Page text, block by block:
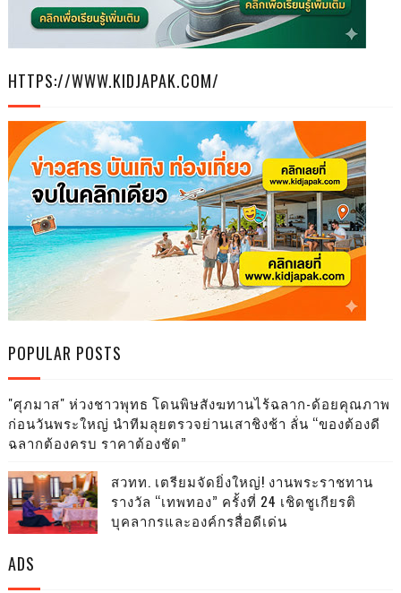
HTTPS://WWW.KIDJAPAK.COM/
POPULAR POSTS
"ศุภมาส" ห่วงชาวพุทธ โดนพิษสังฆทานไร้ฉลาก-ด้อยคุณภาพ
ก่อนวันพระใหญ่ นำทีมลุยตรวจย่านเสาชิงช้า ลั่น “ของต้องดี
ฉลากต้องครบ ราคาต้องชัด”
สวทท. เตรียมจัดยิ่งใหญ่! งานพระราชทาน
รางวัล “เทพทอง” ครั้งที่ 24 เชิดชูเกียรติ
บุคลากรและองค์กรสื่อดีเด่น
ADS